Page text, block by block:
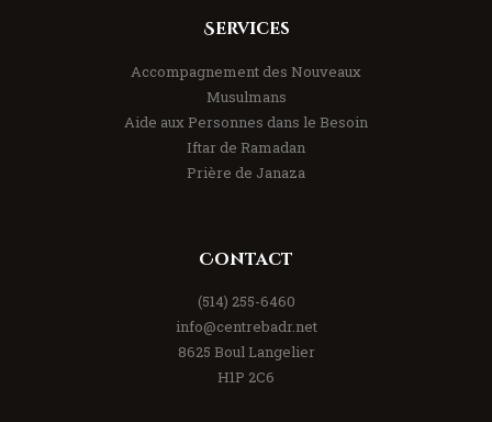
Services
Accompagnement des Nouveaux
Musulmans
Aide aux Personnes dans le Besoin
Iftar de Ramadan
Prière de Janaza
Contact
(514) 255-6460
info@centrebadr.net
8625 Boul Langelier
H1P 2C6